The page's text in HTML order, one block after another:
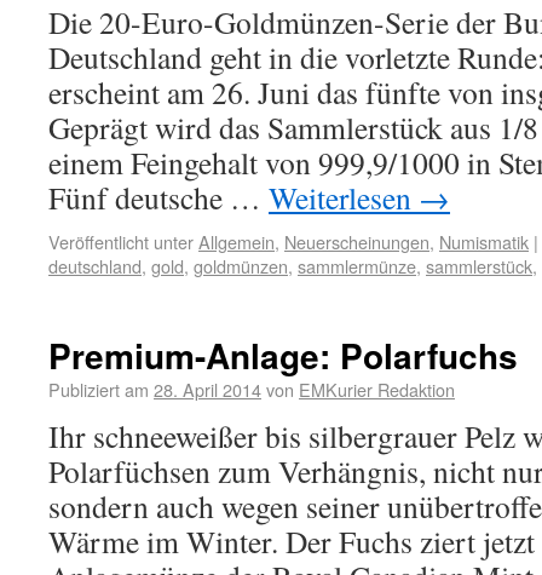
Die 20-Euro-Goldmünzen-Serie der
Deutschland geht in die vorletzte
erscheint am 26. Juni das fünfte von
Geprägt wird das Sammlerstück aus 1/
einem Feingehalt von 999,9/1000 in
Fünf deutsche … Weiterlesen →
Veröffentlicht unterAllgemein, Neuerscheinungen, Numismatik |
deutschland, gold, goldmünzen, sammlermünze, sammlerstück,
Premium-Anlage: Polarfuchs
Publiziert am 28. April 2014von EMKurier Redaktion
Ihr schneeweißer bis silbergrauer Pelz
Polarfüchsen zum Verhängnis, nicht
sondern auch wegen seiner
Wärme im Winter. Der Fuchs ziert jetzt